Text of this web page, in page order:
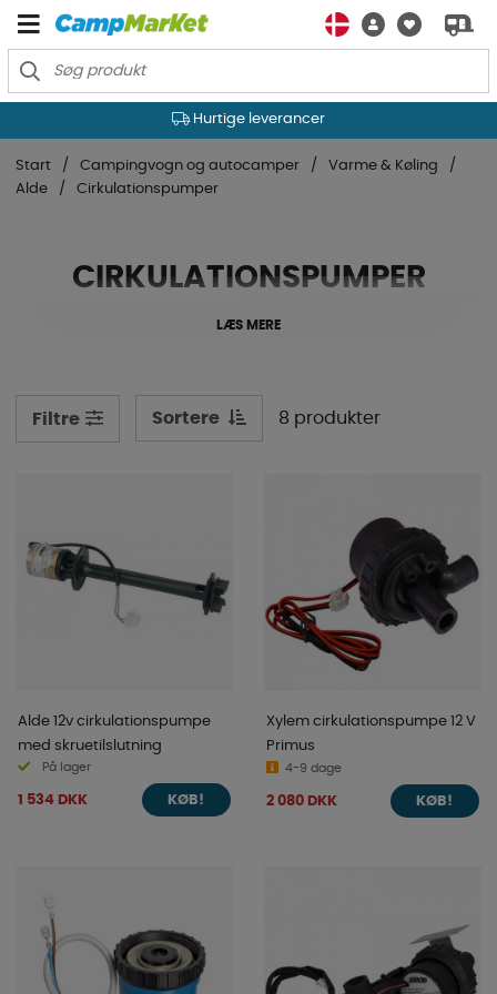
Hurtige leverancer
Start Campingvogn og autocamper
Varme & Køling
Alde
Cirkulationspumper
CIRKULATIONSPUMPER
LÆS MERE
Filtre Sortere 8 produkter
Alde 12v cirkulationspumpe
med skruetilslutning
På lager
1 534 DKK KØB!
Xylem cirkulationspumpe 12 V
Primus
4-9 dage
2 080 DKK KØB!